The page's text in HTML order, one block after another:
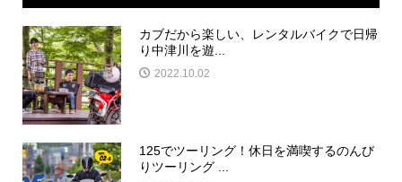
カブだから楽しい、レンタルバイクで日帰
り中津川を遊...
2022.10.02
125でツーリング！休日を満喫するのんび
りツーリング ...